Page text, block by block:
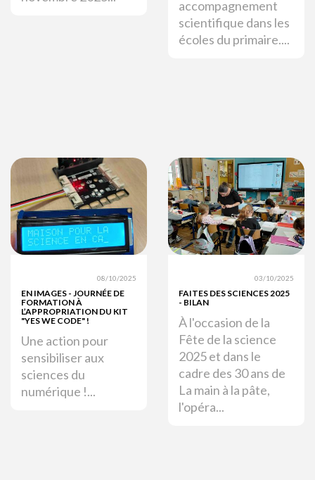
accompagnement
scientifique dans les
écoles du primaire....
08/10/2025
EN IMAGES - JOURNÉE DE
FORMATION À
L’APPROPRIATION DU KIT
"YES WE CODE" !
Une action pour
sensibiliser aux
sciences du
numérique !...
03/10/2025
FAITES DES SCIENCES 2025
- BILAN
À l'occasion de la
Fête de la science
2025 et dans le
cadre des 30 ans de
La main à la pâte,
l'opéra...